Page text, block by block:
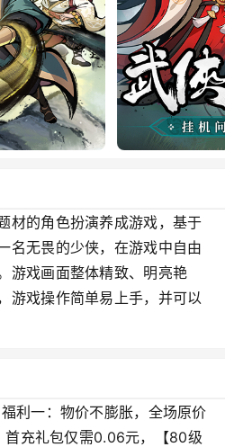
材的角色扮演养成游戏，基于
名无畏的少侠，在游戏中自由
游戏画面整体精致、明亮艳
游戏操作简单易上手，并可以
利一：物价不膨胀，全场原价
首充礼包仅需0.06元，【80级